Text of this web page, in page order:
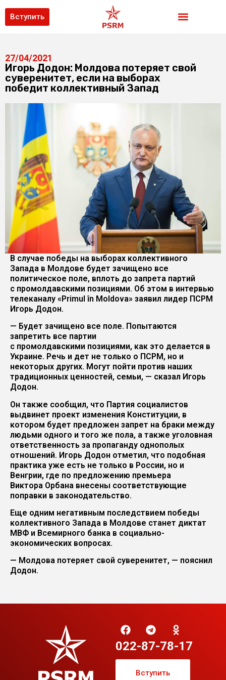
Вступить
27/04/2021
Игорь Додон: Молдова потеряет свой
суверенитет, если на выборах
победит коллективный Запад
В случае победы на выборах коллективного
Запада в Молдове будет зачищено все
политическое поле, вплоть до запрета партий
с промолдавскими позициями. Об этом в интервью
телеканалу «Primul în Moldova» заявил лидер ПСРМ
Игорь Додон.
— Будет зачищено все поле. Попытаются
запретить все партии
с промолдавскими позициями, как это делается в
Украине. Речь и дет не только о ПСРМ, но и
некоторых других. Могут пойти против наших
традиционных ценностей, семьи, — сказал Игорь
Додон.
Он также сообщил, что Партия социалистов
выдвинет проект изменения Конституции, в
котором будет предложен запрет на браки между
людьми одного и того же пола, а также уголовная
ответственность за пропаганду однополых
отношений. Игорь Додон отметил, что подобная
практика уже есть не только в России, но и
Венгрии, где по предложению премьера
Виктора Орбана внесены соответствующие
поправки в законодательство.
Еще одним негативным последствием победы
коллективного Запада в Молдове станет диктат
МВФ и Всемирного банка в социально-
экономических вопросах.
— Молдова потеряет свой суверенитет, — пояснил
Додон.
022-87-78-17
Вступить